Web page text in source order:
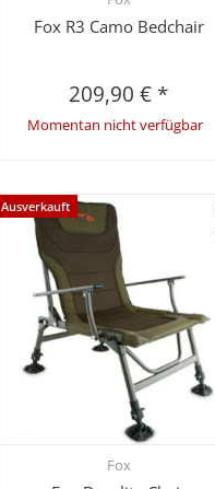
Fox R3 Camo Bedchair
209,90 € *
Momentan nicht verfügbar
Ausverkauft
Schnellkauf
Fox